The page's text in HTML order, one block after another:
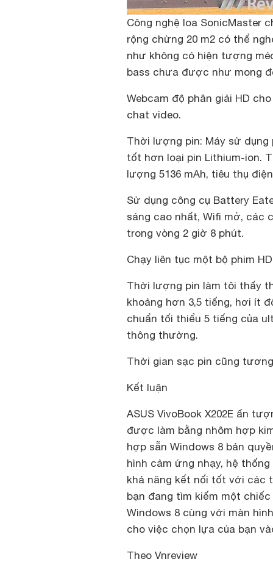
Công nghệ loa SonicMaster
rộng chừng 20 m2 có thể
như không có hiện tượng
bass chưa được như mong
Webcam độ phân giải HD
chat video.
Thời lượng pin: Máy sử
tốt hơn loại pin Lithium-ion.
lượng 5136 mAh, tiêu thụ
Sử dụng công cụ Battery
sáng cao nhất, Wifi mở, các
trong vòng 2 giờ 8 phút.
Chạy liên tục một bộ phim
Thời lượng pin làm tôi thấy
khoảng hơn 3,5 tiếng, hơi ít
chuẩn tối thiểu 5 tiếng của
thông thường.
Thời gian sạc pin cũng
Kết luận
ASUS VivoBook X202E ấn
được làm bằng nhôm hợp
hợp sẵn Windows 8 bản
hình cảm ứng nhạy, hệ
khả năng kết nối tốt với các
bạn đang tìm kiếm một
Windows 8 cùng với màn
cho việc chọn lựa của bạn
Theo Vnreview